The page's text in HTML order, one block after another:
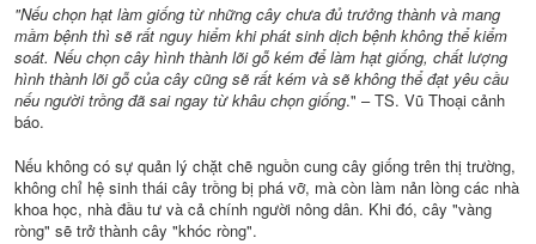
"Nếu chọn hạt làm giống từ những cây chưa đủ trưởng thành và mang
mầm bệnh thì sẽ rất nguy hiểm khi phát sinh dịch bệnh không thể kiểm
soát. Nếu chọn cây hình thành lõi gỗ kém để làm hạt giống, chất lượng
hình thành lõi gỗ của cây cũng sẽ rất kém và sẽ không thể đạt yêu cầu
nếu người trồng đã sai ngay từ khâu chọn giống." – TS. Vũ Thoại cảnh
báo.
Nếu không có sự quản lý chặt chẽ nguồn cung cây giống trên thị trường,
không chỉ hệ sinh thái cây trồng bị phá vỡ, mà còn làm nản lòng các nhà
khoa học, nhà đầu tư và cả chính người nông dân. Khi đó, cây "vàng
ròng" sẽ trở thành cây "khóc ròng".